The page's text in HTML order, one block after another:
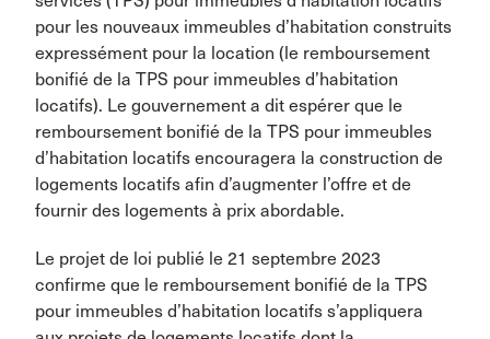
pour les nouveaux immeubles d’habitation construits
expressément pour la location (le remboursement
bonifié de la TPS pour immeubles d’habitation
locatifs). Le gouvernement a dit espérer que le
remboursement bonifié de la TPS pour immeubles
d’habitation locatifs encouragera la construction de
logements locatifs afin d’augmenter l’offre et de
fournir des logements à prix abordable.
Le projet de loi publié le 21 septembre 2023
confirme que le remboursement bonifié de la TPS
pour immeubles d’habitation locatifs s’appliquera